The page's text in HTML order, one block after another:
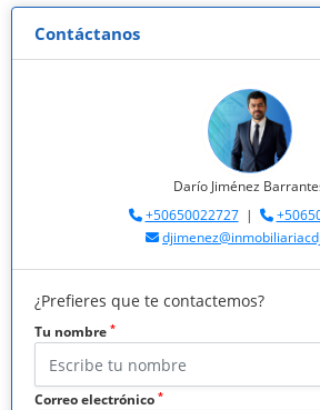
Contáctanos
Darío Jiménez
+50650022727|
¿Prefieres que te contactemos?
Tu nombre *
Correo electrónico *